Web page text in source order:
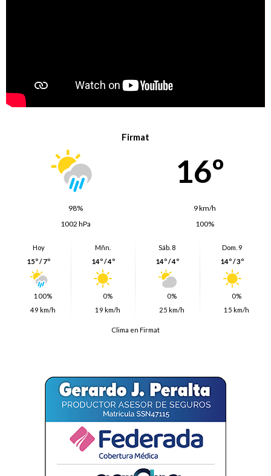
Firmat
16º
98%
9 km/h
1002 hPa
100%
Hoy
15º / 7º
100%
49 km/h
Mñn.
14º / 4º
0%
19 km/h
Sáb. 8
14º / 4º
0%
25 km/h
Dom. 9
14º / 3º
0%
15 km/h
Clima en Firmat